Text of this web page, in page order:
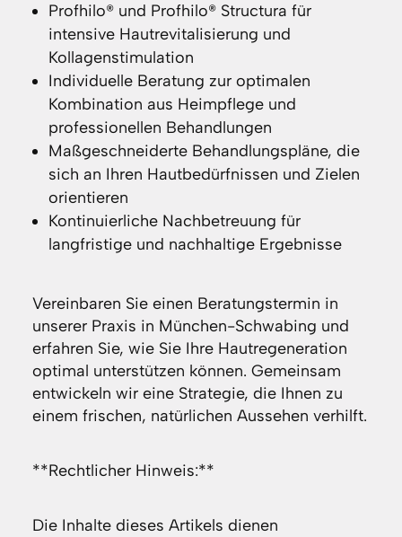
Profhilo® und Profhilo® Structura für
intensive Hautrevitalisierung und
Kollagenstimulation
Individuelle Beratung zur optimalen
Kombination aus Heimpflege und
professionellen Behandlungen
Maßgeschneiderte Behandlungspläne, die
sich an Ihren Hautbedürfnissen und Zielen
orientieren
Kontinuierliche Nachbetreuung für
langfristige und nachhaltige Ergebnisse
Vereinbaren Sie einen Beratungstermin in
unserer Praxis in München-Schwabing und
erfahren Sie, wie Sie Ihre Hautregeneration
optimal unterstützen können. Gemeinsam
entwickeln wir eine Strategie, die Ihnen zu
einem frischen, natürlichen Aussehen verhilft.
**Rechtlicher Hinweis:**
Die Inhalte dieses Artikels dienen